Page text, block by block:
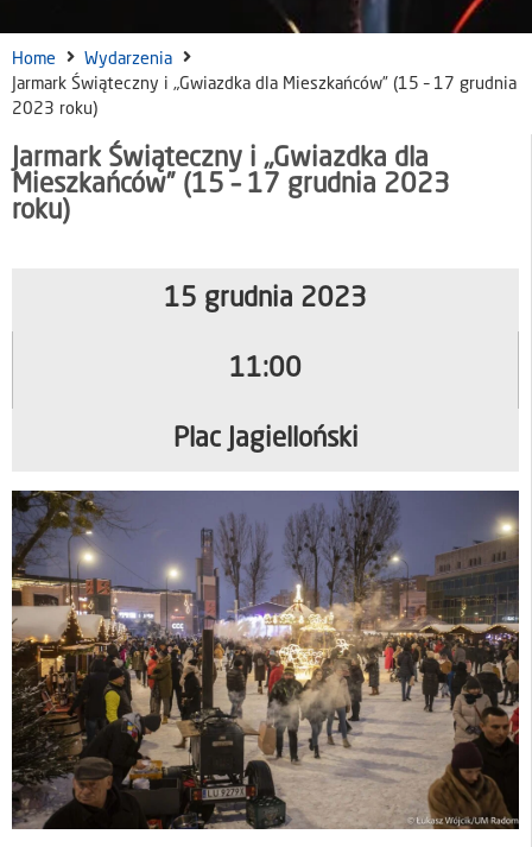
Home
Wydarzenia
Jarmark Świąteczny i „Gwiazdka dla Mieszkańców” (15 – 17 grudnia
2023 roku)
Jarmark Świąteczny i „Gwiazdka dla
Mieszkańców” (15 – 17 grudnia 2023
roku)
15 grudnia 2023
11:00
Plac Jagielloński